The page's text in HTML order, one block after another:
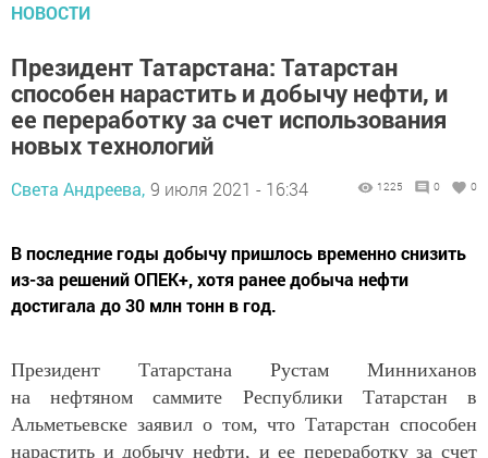
НОВОСТИ
Президент Татарстана: Татарстан
способен нарастить и добычу нефти, и
ее переработку за счет использования
новых технологий
Света Андреева, 9 июля 2021 - 16:34 1225 0 0
В последние годы добычу пришлось временно снизить
из-за решений ОПЕК+, хотя ранее добыча нефти
достигала до 30 млн тонн в год.
Президент Татарстана Рустам Минниханов
на нефтяном саммите Республики Татарстан в
Альметьевске заявил о том, что Татарстан способен
нарастить и добычу нефти, и ее переработку за счет